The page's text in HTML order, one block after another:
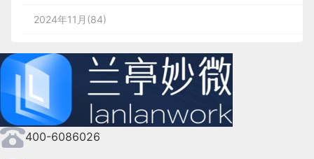
2024年11月(84)
2024年9月(144)
2024年8月(164)
2024年7月(107)
400-6086026